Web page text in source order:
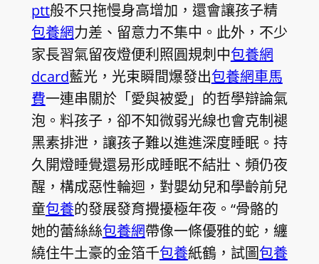
ptt般不只拖慢身高增加，還會讓孩子精
包養網力差、留意力不集中。此外，不少
家長習氣留夜燈便利照圓規刺中包養網
dcard藍光，光束瞬間爆發出包養網車馬
費一連串關於「愛與被愛」的哲學辯論氣
泡。料孩子，卻不知微弱光線也會克制褪
黑素排泄，讓孩子難以進進深度睡眠。持
久開燈睡覺還易形成睡眠不結壯、頻仍夜
醒，構成惡性輪迴，對嬰幼兒和學齡前兒
童包養的發展發育攪擾極年夜。“骨骼的
她的蕾絲絲包養網帶像一條優雅的蛇，纏
繞住牛土豪的金箔千包養紙鶴，試圖包養